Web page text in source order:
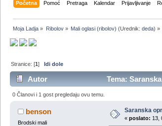
Početna Pomoć Pretraga Kalendar Prijavljivanje
Moja Ladja » Ribolov» Mali oglasi (ribolov) (Urednik: deda) »
Stranice: [1]Idi dole
Autor Tema:
0 Članovi i 1 gost pregledaju ovu temu.
benson
Brodski mali
Saranska
« poslato: 13,